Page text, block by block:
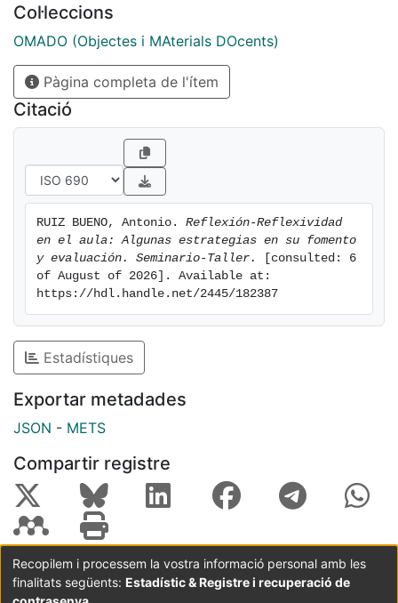
Col·leccions
OMADO (Objectes i MAterials DOcents)
Pàgina completa de l'ítem
Citació
RUIZ BUENO, Antonio. Reflexión-Reflexividad
en el aula: Algunas estrategias en su fomento
y evaluación. Seminario-Taller.
[consulted: 6
of August of 2026]. Available at:
https://hdl.handle.net/2445/182387
Estadístiques
Exportar metadades
JSON - METS
Compartir registre
Coordinació:CRAI UB Avís legal
Metadades
subjectes a:
Recopilem i processem la vostra informació personal amb les
finalitats següents: Estadístic & Registre i recuperació de